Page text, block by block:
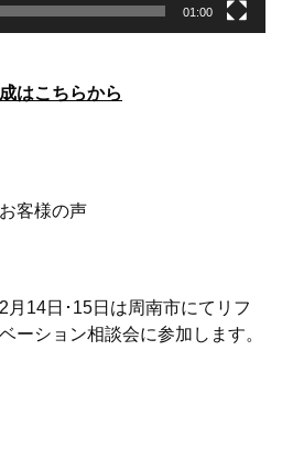
01:00
はこちらから
客様の声
月14日･15日は周南市にてリフ
ーション相談会に参加します。